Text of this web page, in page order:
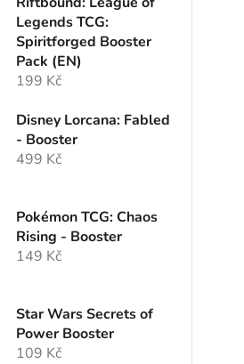
Legends TCG:
Spiritforged Booster
Pack (EN)
199 Kč
Disney Lorcana: Fabled
- Booster
499 Kč
Pokémon TCG: Chaos
Rising - Booster
149 Kč
Star Wars Secrets of
Power Booster
109 Kč